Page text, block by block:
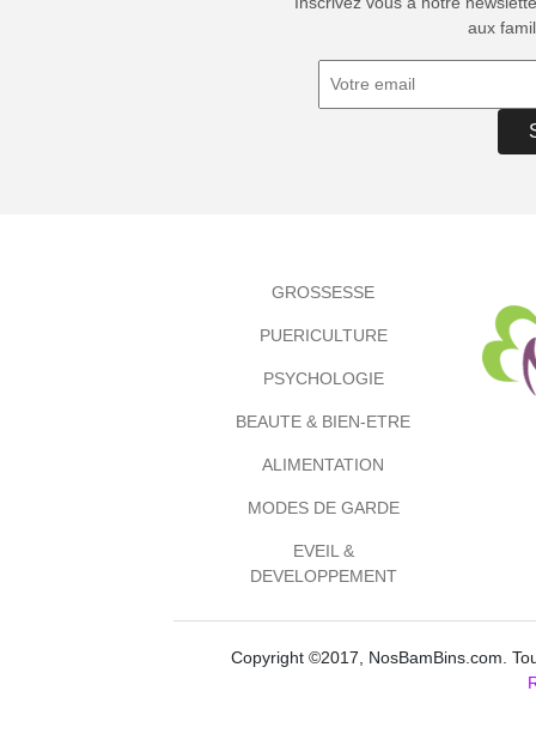
aux
GROSSESSE
PUERICULTURE
PSYCHOLOGIE
BEAUTE & BIEN-ETRE
ALIMENTATION
MODES DE GARDE
EVEIL &
DEVELOPPEMENT
Copyright ©2017, NosBamBins.com.